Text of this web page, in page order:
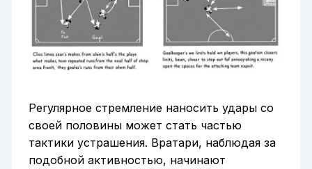
Регулярное стремление наносить удары со
своей половины может стать частью
тактики устрашения. Вратари, наблюдая за
подобной активностью, начинают